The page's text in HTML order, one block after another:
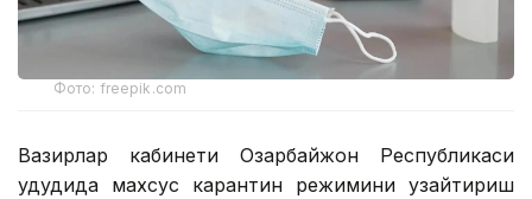
Фото: freepik.com
Вазирлар кабинети Озарбайжон Республикаси
ҳудудида махсус карантин режимини узайтириш